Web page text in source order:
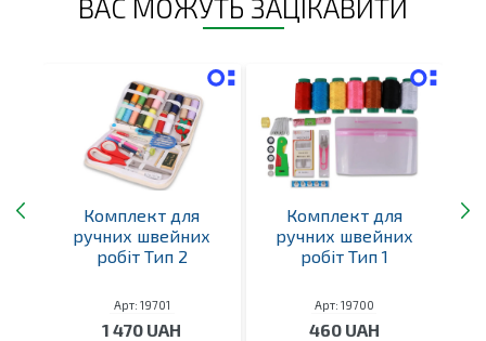
ВАС МОЖУТЬ ЗАЦІКАВИТИ
Комплект для
ручних швейних
робіт Тип 2
Арт: 19701
1 470 UAH
Комплект для
ручних швейних
робіт Тип 1
Арт: 19700
460 UAH